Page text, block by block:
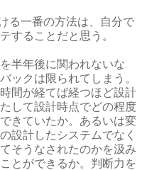
る一番の方法は、自分で
することだと思う。
半年後に関われないな
ックは限られてしまう。
間が経てば経つほど設計
して設計時点でどの程度
きていたか。あるいは変
設計したシステムでなく
そうなされたのかを汲み
とができるか。判断力を